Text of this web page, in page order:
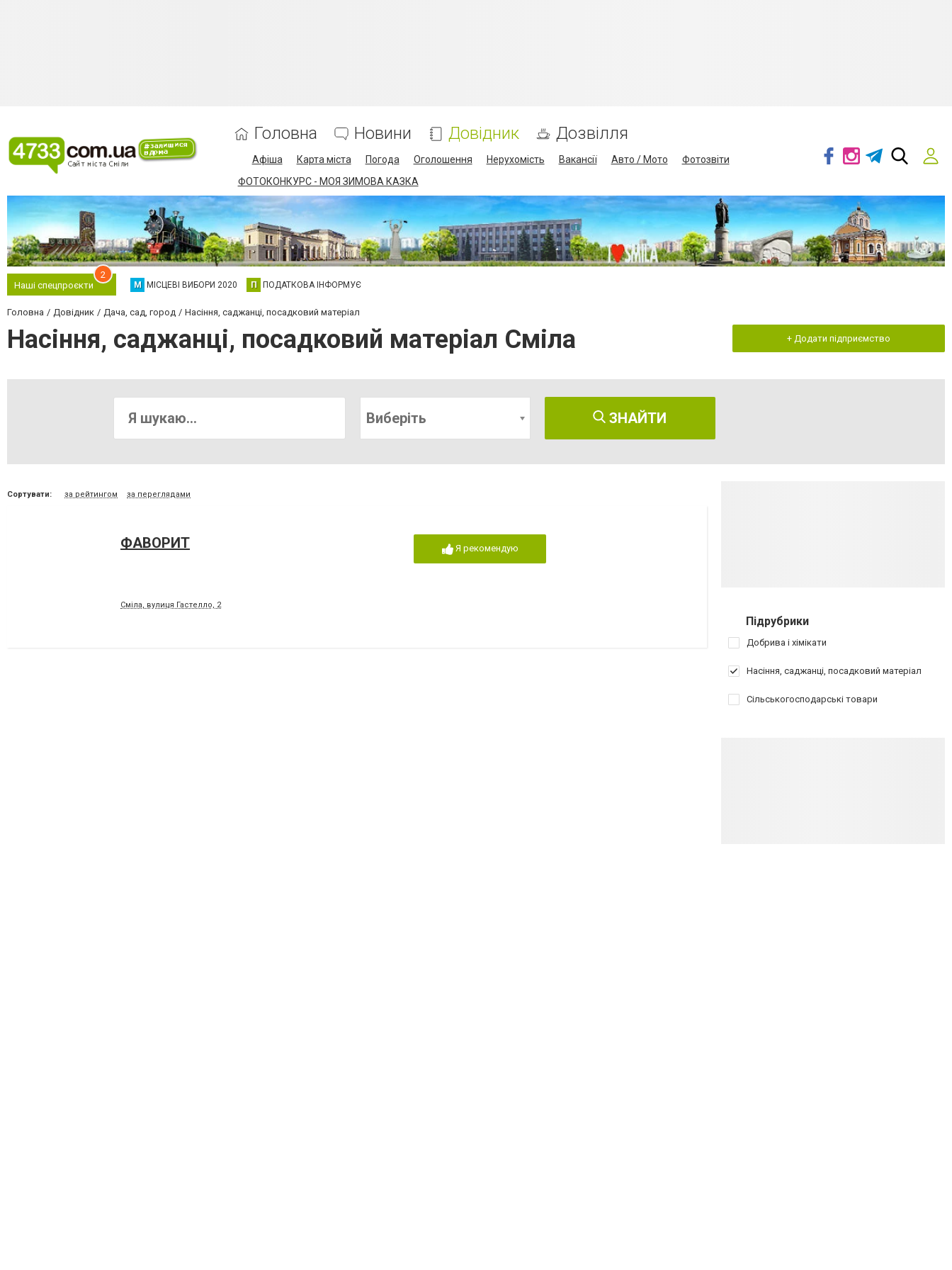
Головна Новини Довідник Дозвілля
Афіша Карта міста Погода Оголошення Нерухомість Вакансії Авто / Мото
Фотозвіти
ФОТОКОНКУРС - МОЯ ЗИМОВА КАЗКА
Наші спецпроєкти
2
М МІСЦЕВІ ВИБОРИ 2020 П ПОДАТКОВА ІНФОРМУЄ
Головна Довідник Дача, сад, город Насіння, саджанці, посадковий матеріал
Насіння, саджанці, посадковий матеріал Сміла + Додати підприємство
Виберіть ЗНАЙТИ
Сортувати: за рейтингом за переглядами
ФАВОРИТ
Сміла, вулиця Гастелло, 2
Я рекомендую
Підрубрики
Добрива і хімікати
Насіння, саджанці, посадковий матеріал
Сільськогосподарські товари